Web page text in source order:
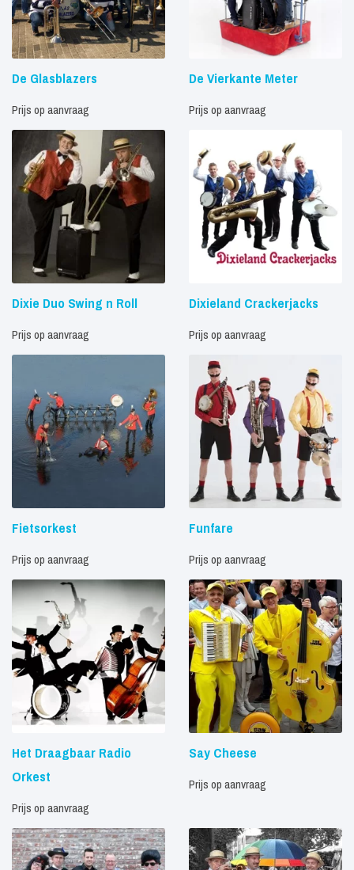
De Glasblazers
Prijs op aanvraag
De Vierkante Meter
Prijs op aanvraag
Dixie Duo Swing n Roll
Prijs op aanvraag
Dixieland Crackerjacks
Prijs op aanvraag
Fietsorkest
Prijs op aanvraag
Funfare
Prijs op aanvraag
Het Draagbaar Radio
Orkest
Prijs op aanvraag
Say Cheese
Prijs op aanvraag